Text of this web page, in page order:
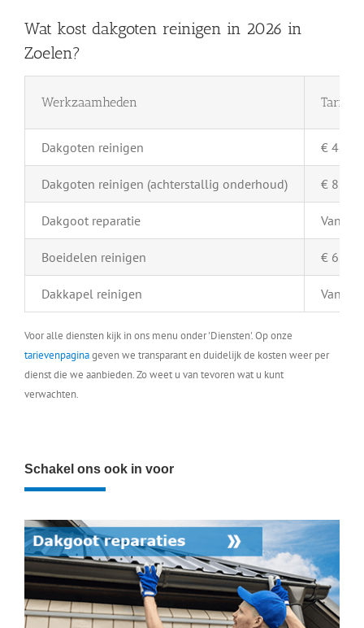
Wat kost dakgoten reinigen in 2026 in
Zoelen?
Werkzaamheden Tarief
Dakgoten reinigen € 4,-
Dakgoten reinigen (achterstallig onderhoud) € 8,-
Dakgoot reparatie Vanaf
Boeidelen reinigen € 6,-
Dakkapel reinigen Vanaf
Voor alle diensten kijk in ons menu onder 'Diensten'. Op onze
tarievenpaginageven we transparant en duidelijk de kosten weer per
dienst die we aanbieden. Zo weet u van tevoren wat u kunt
verwachten.
Schakel ons ook in voor